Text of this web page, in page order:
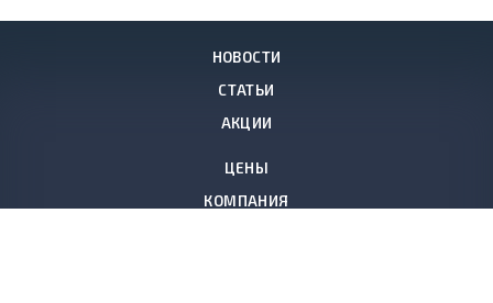
НОВОСТИ
СТАТЬИ
АКЦИИ
ЦЕНЫ
КОМПАНИЯ